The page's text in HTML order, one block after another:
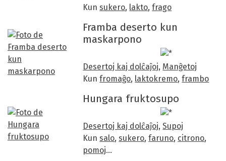
Kun sukero, lakto,frago
Framba deserto kun
maskarpono
Desertoj kaj dolĉaĵoj, Manĝetoj
Kunfromaĝo, laktokremo,frambo
Hungara fruktosupo
Desertoj kaj dolĉaĵoj,Supoj
Kun salo, sukero,faruno, citrono,
pomoj…